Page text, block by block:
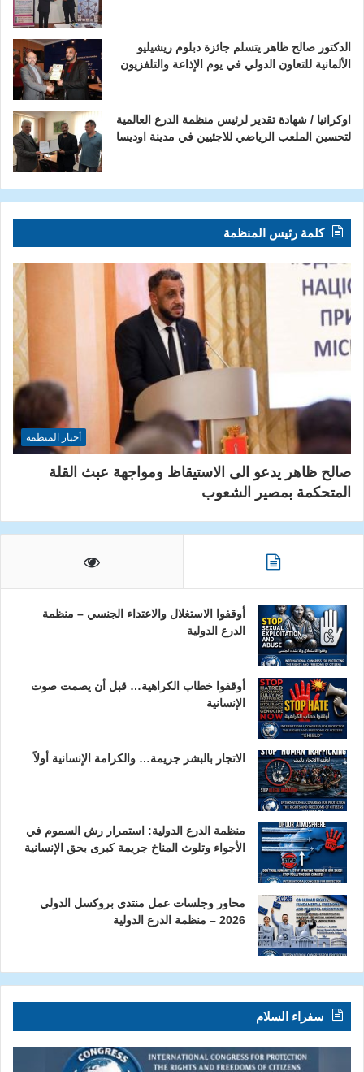
الدكتور صالح ظاهر يتسلم جائزة دبلوم ريشيليو
الألمانية للتعاون الدولي في يوم الإذاعة والتلفزيون
اوكرانيا / شهادة تقدير لرئيس منظمة الدرع العالمية
لتحسين الملعب الرياضي للاجئيين في مدينة اوديسا
كلمة رئيس المنظمة
أخبار المنظمة
صالح ظاهر يدعو الى الاستيقاظ ومواجهة عبث القلة
المتحكمة بمصير الشعوب
أوقفوا الاستغلال والاعتداء الجنسي – منظمة
الدرع الدولية
أوقفوا خطاب الكراهية… قبل أن يصمت صوت
الإنسانية
الاتجار بالبشر جريمة… والكرامة الإنسانية أولاً
منظمة الدرع الدولية: استمرار رش السموم في
الأجواء وتلوث المناخ جريمة كبرى بحق الإنسانية
محاور وجلسات عمل منتدى بروكسل الدولي
2026 – منظمة الدرع الدولية
سفراء السلام